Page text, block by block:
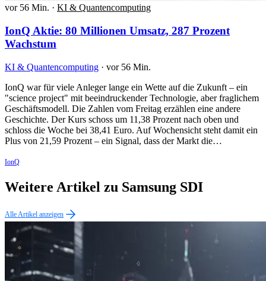
vor 56 Min. · KI & Quantencomputing
IonQ Aktie: 80 Millionen Umsatz, 287 Prozent
Wachstum
KI & Quantencomputing · vor 56 Min.
IonQ war für viele Anleger lange ein Wette auf die Zukunft – ein
"science project" mit beeindruckender Technologie, aber fraglichem
Geschäftsmodell. Die Zahlen vom Freitag erzählen eine andere
Geschichte. Der Kurs schoss um 11,38 Prozent nach oben und
schloss die Woche bei 38,41 Euro. Auf Wochensicht steht damit ein
Plus von 21,59 Prozent – ein Signal, dass der Markt die…
IonQ
Weitere Artikel zu Samsung SDI
Alle Artikel anzeigen